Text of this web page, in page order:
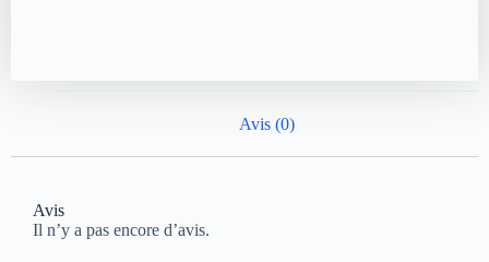
Avis (0)
Avis
Il n’y a pas encore d’avis.